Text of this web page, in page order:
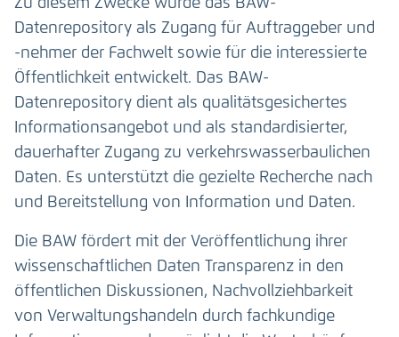
Datenrepository als Zugang für Auftraggeber und
-nehmer der Fachwelt sowie für die interessierte
Öffentlichkeit entwickelt. Das BAW-
Datenrepository dient als qualitätsgesichertes
Informationsangebot und als standardisierter,
dauerhafter Zugang zu verkehrswasserbaulichen
Daten. Es unterstützt die gezielte Recherche nach
und Bereitstellung von Information und Daten.
Die BAW fördert mit der Veröffentlichung ihrer
wissenschaftlichen Daten Transparenz in den
öffentlichen Diskussionen, Nachvollziehbarkeit
von Verwaltungshandeln durch fachkundige